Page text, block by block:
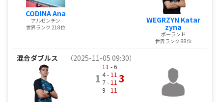
CODINA Ana
アルゼンチン
世界ランク 218位
WEGRZYN Katar
zyna
ポーランド
世界ランク 88位
混合ダブルス （2025-11-05 09:30）
1
11 - 6
4 - 11
7 - 11
9 - 11
3